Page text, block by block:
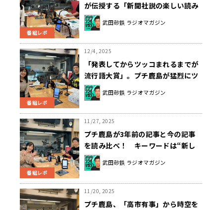
番組レポ
が伝授する「新聞社説の楽しい読み
方」
武田砂鉄 ラジオマガジン
番組レポ
12/4, 2025
「発表してからツッコまれるまでが
流行語大賞」。プチ鹿島が猛烈にツ
ッコむ！
武田砂鉄 ラジオマガジン
番組レポ
11/27, 2025
プチ鹿島が3年前の記事と今の記事
を読み比べ！ キーワードは“新し
い戦前”
武田砂鉄 ラジオマガジン
11/20, 2025
プチ鹿島、「高市有事」から時空を